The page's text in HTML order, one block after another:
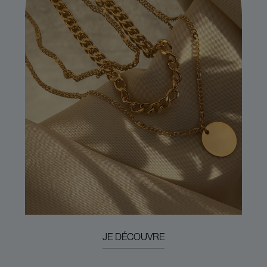
JE DÉCOUVRE